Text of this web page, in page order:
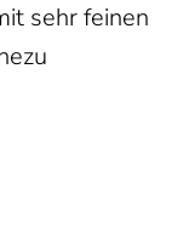
sehr feinen